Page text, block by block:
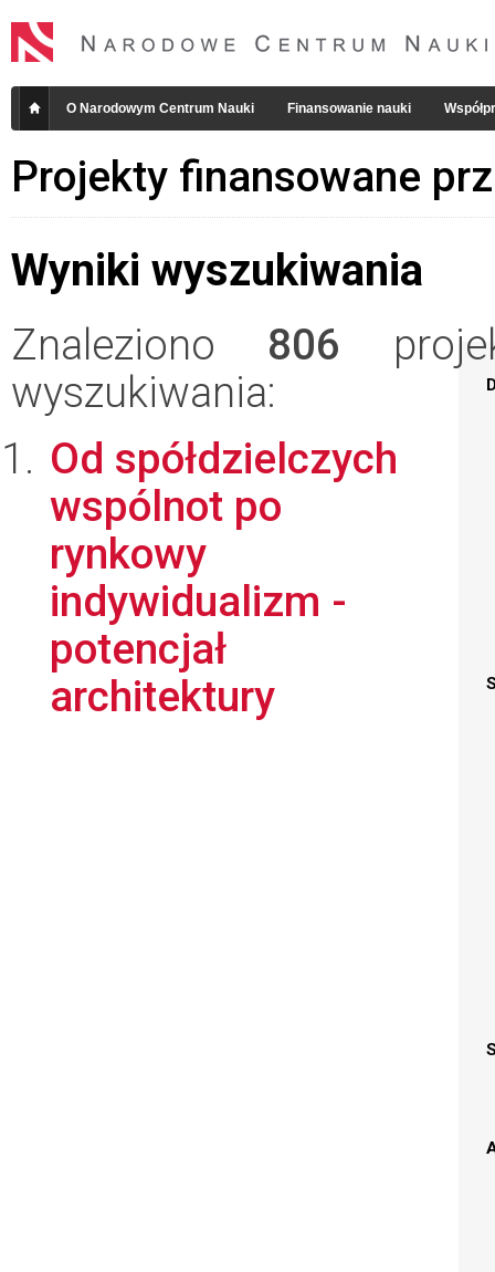
O Narodowym Centrum Nauki Finansowanie nauki
Projekty finansowane
Wyniki wyszukiwania
Znaleziono 806
wyszukiwania:
Od spółdzielczych
wspólnot po
rynkowy
indywidualizm -
potencjał
architektury